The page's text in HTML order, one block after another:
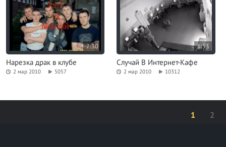
7:30
Нарезка драк в клубе
2 мар 2010 5057
1:53
Случай В Интернет-Кафе
2 мар 2010 10312
1 2